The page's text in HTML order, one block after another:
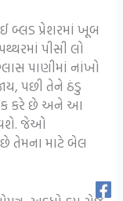
બ્લડ પ્રેશરમાં ખૂબ
પીસી લો
પાણીમાં નાંખો
પછી તેને ઠંડુ
કરે છે અને આ
જેઓ
તેમના માટે બેલ